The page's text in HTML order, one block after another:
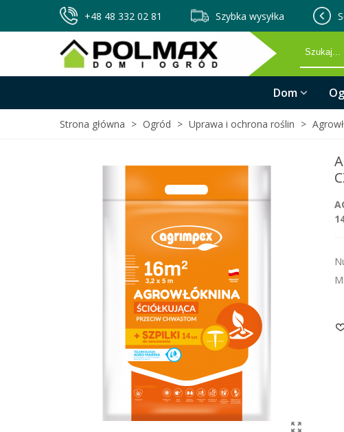
+48 48 332 02 81 Szybka wysyłka
Dom
Strona główna > Ogród > Uprawa i ochrona roślin >